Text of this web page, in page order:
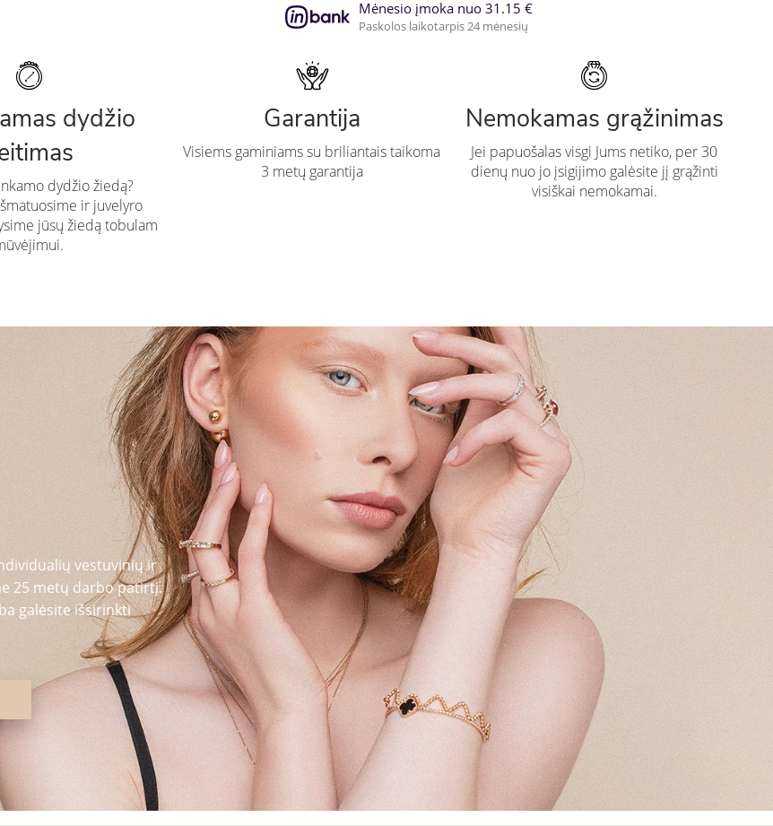
Mėnesio įmoka nuo 31.15 €
Paskolos laikotarpis 24 mėnesių
dydžio
dydžio žiedą?
ir juvelyro
jūsų žiedą tobulam
Garantija
Visiems gaminiams su briliantais taikoma
3 metų garantija
Nemokamas grąžinimas
Jei papuošalas visgi Jums netiko, per 30
dienų nuo jo įsigijimo galėsite jį grąžinti
visiškai nemokamai.
vestuvinių ir
25 metų darbo patirtį.
galėsite išsirinkti